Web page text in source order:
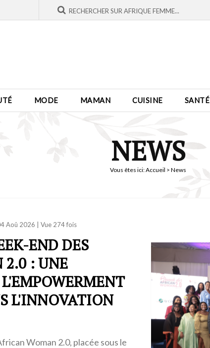
MODE MAMAN CUISINE SANTÉ
NEWS
Vous êtes ici:Accueil > News
Aoû 2026 Vue 274 fois
END DES
2.0 : UNE
L'INNOVATION
Woman 2.0, placée sous le